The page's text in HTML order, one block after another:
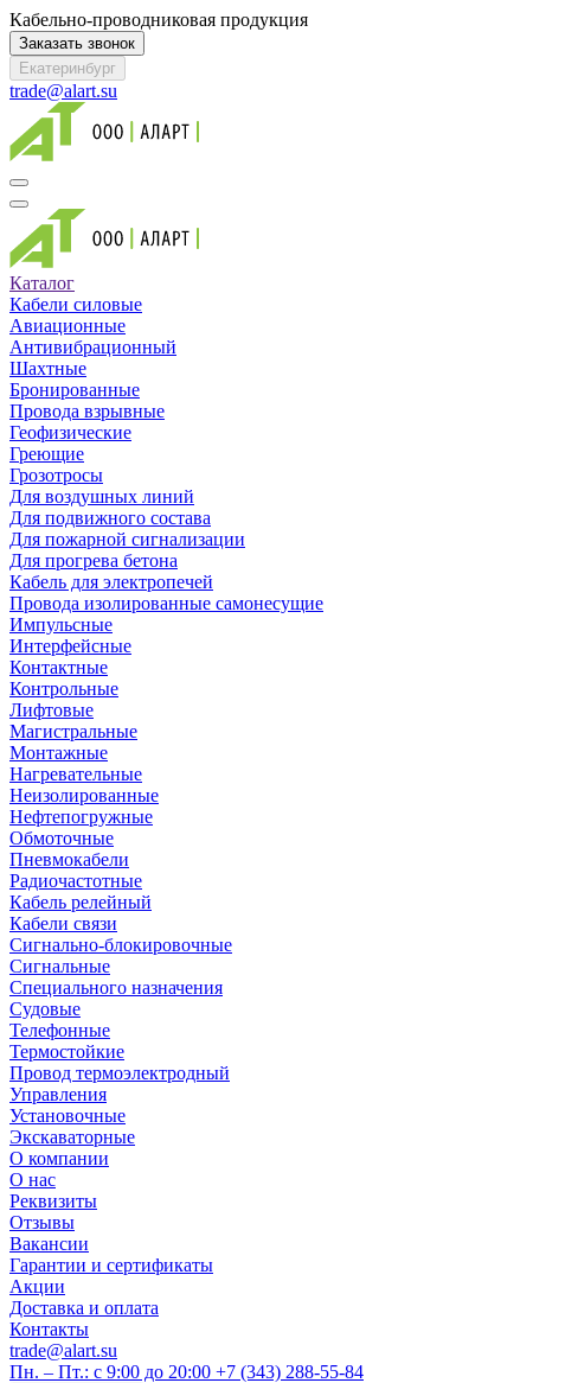
Кабельно-проводниковая продукция
Заказать звонок
Екатеринбург
trade@alart.su
Каталог
Кабели силовые
Авиационные
Антивибрационный
Шахтные
Бронированные
Провода взрывные
Геофизические
Греющие
Грозотросы
Для воздушных линий
Для подвижного состава
Для пожарной сигнализации
Для прогрева бетона
Кабель для электропечей
Провода изолированные самонесущие
Импульсные
Интерфейсные
Контактные
Контрольные
Лифтовые
Магистральные
Монтажные
Нагревательные
Неизолированные
Нефтепогружные
Обмоточные
Пневмокабели
Радиочастотные
Кабель релейный
Кабели связи
Сигнально-блокировочные
Сигнальные
Специального назначения
Судовые
Телефонные
Термостойкие
Провод термоэлектродный
Управления
Установочные
Экскаваторные
О компании
О нас
Реквизиты
Отзывы
Вакансии
Гарантии и сертификаты
Акции
Доставка и оплата
Контакты
trade@alart.su
Пн. – Пт.: с 9:00 до 20:00 +7 (343) 288-55-84